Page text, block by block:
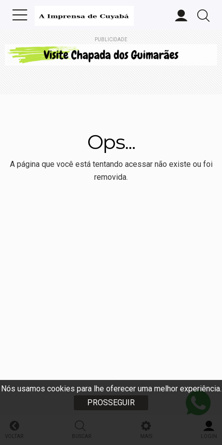
Nós usamos cookies para lhe oferecer uma melhor experiência.
PROSSEGUIR
PUBLICIDADE
Ops...
A página que você está tentando acessar não existe ou foi
removida.
VOLTAR BUSCAR MAIS LOGIN